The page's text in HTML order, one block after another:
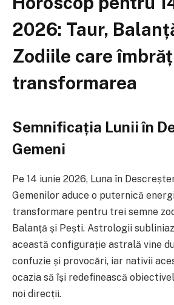
2026: Taur,
Zodiile care
transformarea
Semnificația Lunii în
Gemeni
Pe 14 iunie 2026, Luna în
Gemenilor aduce o puternică
transformare pentru trei semne
Balanță și Pești. Astrologii
această configurație astrală vine
confuzie și provocări, iar nativii
ocazia să își redefinească
noi direcții.